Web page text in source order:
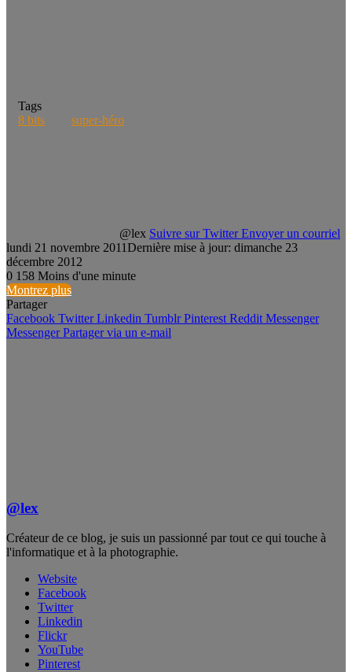
Tags
8 bits
super-héro
@lex Suivre sur Twitter Envoyer un courriel
lundi 21 novembre 2011Dernière mise à jour: dimanche 23
décembre 2012
0 158 Moins d'une minute
Montrez plus
Partager
Facebook Twitter Linkedin Tumblr Pinterest Reddit Messenger
Messenger Partager via un e-mail
@lex
Créateur de ce blog, je suis un passionné par tout ce qui touche à
l'informatique et à la photographie.
Website
Facebook
Twitter
Linkedin
Flickr
YouTube
Pinterest